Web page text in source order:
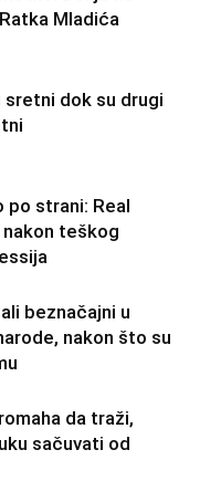
Mladića
dok su drugi
po strani: Real
teškog
beznačajni u
nakon što su
da traži,
sačuvati od